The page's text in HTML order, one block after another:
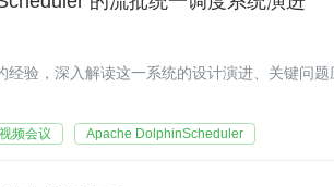
验，深入解读这一系统的设计演进、关键问题
视频会议 Apache DolphinScheduler